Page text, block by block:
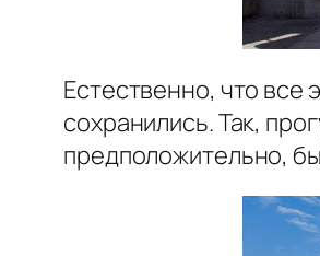
Естественно, что все
сохранились. Так,
предположительно,